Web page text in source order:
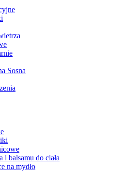
Sosna
i balsamu do ciała
na mydło